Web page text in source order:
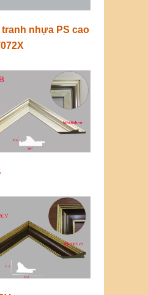
tranh nhựa PS cao